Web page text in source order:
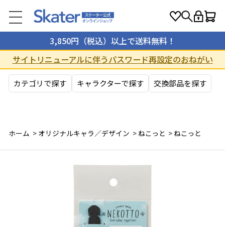
3,850円（税込）以上で送料無料！
サイトリニューアルに伴うパスワード再設定のおねがい
カテゴリで探す キャラクターで探す 交換部品を探す
ホーム > オリジナルキャラ／デザイン >ねこっと >ねこっと